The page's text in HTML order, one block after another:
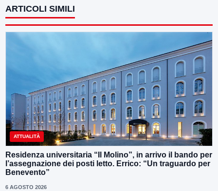
ARTICOLI SIMILI
ATTUALITÀ
Residenza universitaria “Il Molino”, in arrivo il bando per
l’assegnazione dei posti letto. Errico: “Un traguardo per
Benevento”
6 AGOSTO 2026